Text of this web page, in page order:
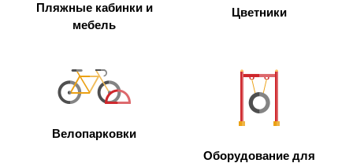
Пляжные кабинки и
мебель
Цветники
Велопарковки
Оборудование для